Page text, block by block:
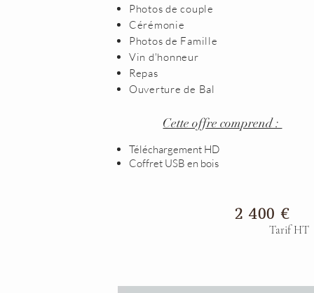
Photos de couple
Cérémonie
Photos de Famille
Vin d'honneur
Repas
Ouverture de Bal
Cette offre comprend :
Téléchargement HD
Coffret USB en bois
2 400 €
Tarif HT